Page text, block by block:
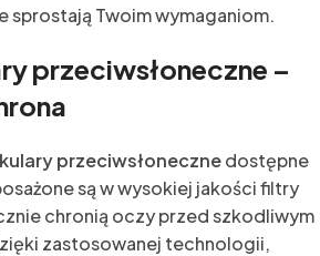
sprostają Twoim wymaganiom.
przeciwsłoneczne –
przeciwsłonecznedostępne
są w wysokiej jakości filtry
chronią oczy przed szkodliwym
zastosowanej technologii,